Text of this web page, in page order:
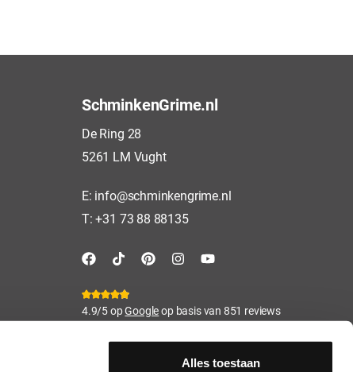
Alles toestaan
SchminkenGrime.nl
De Ring 28
5261 LM Vught
E: info@schminkengrime.nl
T:+31 73 88 88135
4.9/5 opGoogleop basis van 851 reviews